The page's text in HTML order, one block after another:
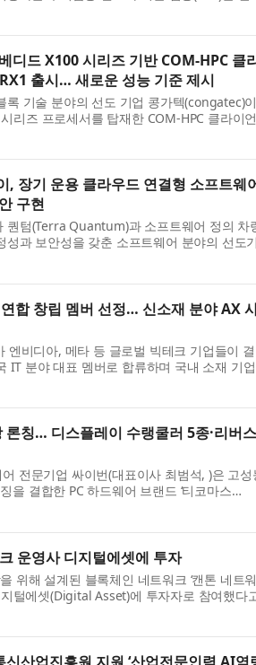
사업 확대에 따라 증가하는 해외법인과의 거
디드 X100 시리즈 기반 COM-HPC 클
출시… 새로운 성능 기준 제시
록 기술 분야의 선도 기업 콩가텍(congatec)이
리즈 프로세서를 탑재한 COM-HPC 클라이
을 출시했다. 이 모듈은 애플리케이션-레디 형
, 장기 운용 클라우드 연결형 소프트웨
구현
퀀텀(Terra Quantum)과 소프트웨어 정의 차
성과 보안성을 갖춘 소프트웨어 분야의 선도기
에이펙스에이아이 기반 로봇 소프트웨어 환경
합 창립 멤버 선정… 신소재 분야 AX
엔비디아, 메타 등 글로벌 빅테크 기업들이
IT 분야 대표 멤버로 합류하며 국내 소재 기업
는 영국 AI 스타트업 커스프AI(CuspAI)의 글
칭… 디스플레이 수랭쿨러 5종·리버스
전문기업 싸이번(대표이사 최범석, )은 고성
을 결합한 PC 하드웨어 브랜드 ‘티코마스
칭한다고 밝혔다. 론칭과 함께 정식 선보이는
운영사 디지털에셋에 투자
위해 설계된 블록체인 네트워크 ‘캔톤 네트
털에셋(Digital Asset)에 투자자로 참여했다
슨 호로위츠(Andreessen Horowitz)의 크립토